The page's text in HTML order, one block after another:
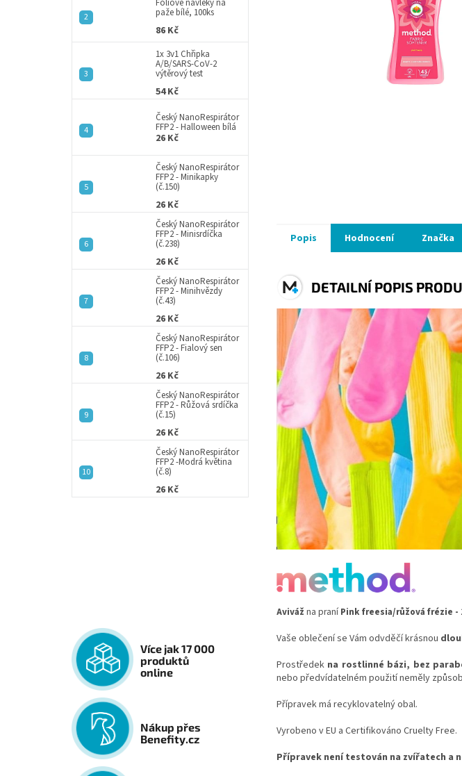
paže bílé, 100ks
86 Kč
1x 3v1 Chřipka
A/B/SARS-CoV-2
výtěrový test
54 Kč
Český NanoRespirátor
FFP2 - Halloween bílá
26 Kč
Český NanoRespirátor
FFP2 - Minikapky
(č.150)
26 Kč
Český NanoRespirátor
FFP2 - Minisrdíčka
(č.238)
26 Kč
Český NanoRespirátor
FFP2 - Minihvězdy
(č.43)
26 Kč
Český NanoRespirátor
FFP2 - Fialový sen
(č.106)
26 Kč
Český NanoRespirátor
FFP2 - Růžová srdíčka
(č.15)
26 Kč
Český NanoRespirátor
FFP2 -Modrá květina
(č.8)
26 Kč
Více jak 17 000
produktů
online
Nákup přes
Benefity.cz
Popis Hodnocení Značka
DETAILNÍ POPIS
Aviváž na praní Pink freesia/růžová frézie -
Vaše oblečení se Vám odvděčí krásnou
Prostředek na rostlinné bázi, bez
nebo předvídatelném použití neměly
Přípravek má recyklovatelný obal.
Vyrobeno v EU a Certifikováno Cruelty Free.
Přípravek není testován na zvířatech a